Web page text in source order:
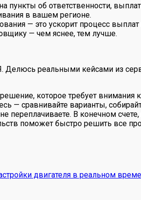
пункты об ответственности,
в вашем регионе.
— это ускорит процесс выплат
— чем яснее, тем лучше.
реальными кейсами из
которое требует внимания
— сравнивайте варианты,
В конечном
поможет быстро решить все
двигателя в реальном